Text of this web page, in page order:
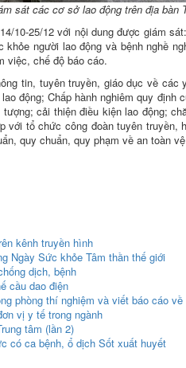
sát các cơ sở lao động trên địa bàn
10-25/12 với nội dung được giám
người lao động và bệnh nghề
việc, chế độ báo cáo.
tin, tuyên truyền, giáo dục về
động; Chấp hành nghiêm quy
cải thiện điều kiện lao động;
với tổ chức công đoàn tuyên truyền,
quy chuẩn, quy phạm về an toàn
kênh truyền hình
Ngày Sức khỏe Tâm thần thế giới
dịch, bệnh
cầu dao điện
phòng thí nghiệm và viết báo cáo
vị y tế trong ngành
tâm (lần 2)
có ca bệnh, ổ dịch Sốt xuất huyết